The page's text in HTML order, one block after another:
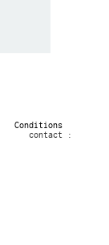
Conditions
contact :